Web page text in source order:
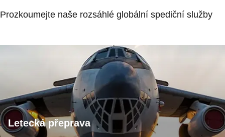
Prozkoumejte naše rozsáhlé globální spediční služby
Letecká přeprava